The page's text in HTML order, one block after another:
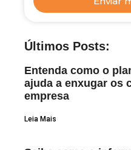
Últimos Posts:
Entenda como o
ajuda a enxugar os
empresa
Leia Mais